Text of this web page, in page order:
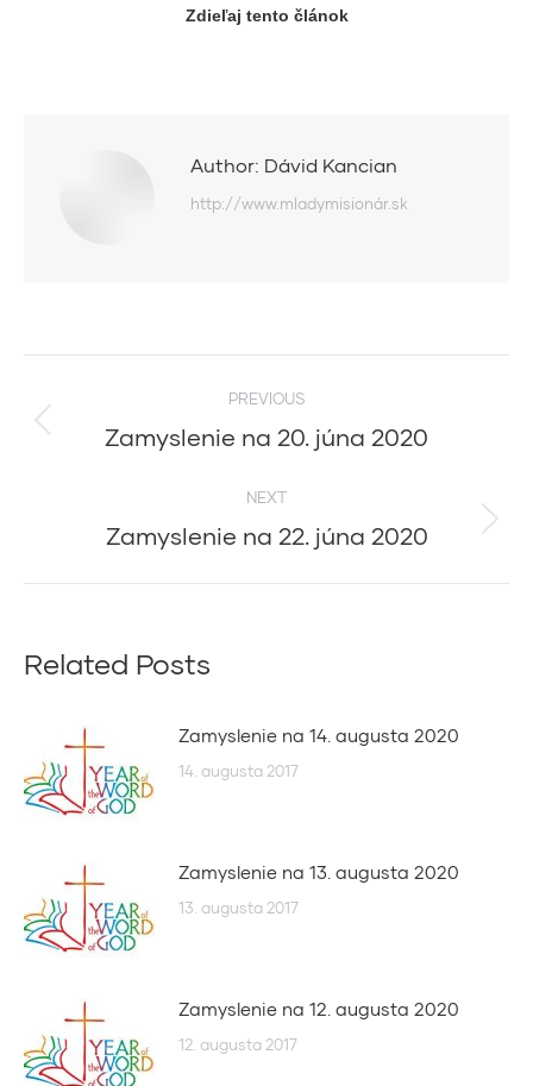
Zdieľaj tento článok
Author: Dávid Kancian
http://www.mladymisionár.sk
navigation
PREVIOUS
Previous
Zamyslenie na 20. júna 2020
NEXT
Next
Zamyslenie na 22. júna 2020
Related Posts
Zamyslenie na 14. augusta 2020
14. augusta 2017
Zamyslenie na 13. augusta 2020
13. augusta 2017
Zamyslenie na 12. augusta 2020
12. augusta 2017